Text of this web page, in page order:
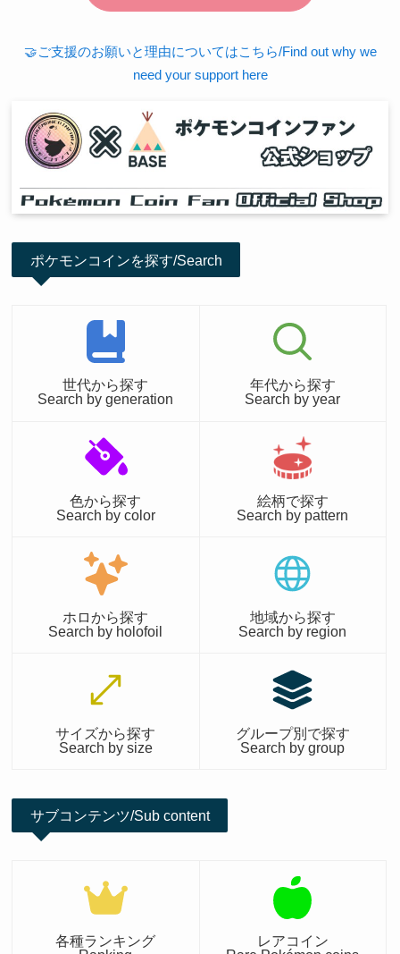
🤝ご支援のお願いと理由についてはこちら/Find out why we
need your support here
ポケモンコインを探す/Search
世代から探す
Search by generation
年代から探す
Search by year
色から探す
Search by color
絵柄で探す
Search by pattern
ホロから探す
Search by holofoil
地域から探す
Search by region
サイズから探す
Search by size
グループ別で探す
Search by group
サブコンテンツ/Sub content
各種ランキング
レアコイン